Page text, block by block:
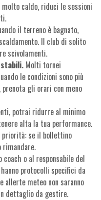
caldo, riduci le sessioni
il terreno è bagnato,
Il club di solito
scivolamenti.
Molti tornei
le condizioni sono più
gli orari con meno
potrai ridurre al minimo
alta la tua performance.
priorità: se il bollettino
rimandare.
o al responsabile del
protocolli specifici da
allerte meteo non saranno
dettaglio da gestire.